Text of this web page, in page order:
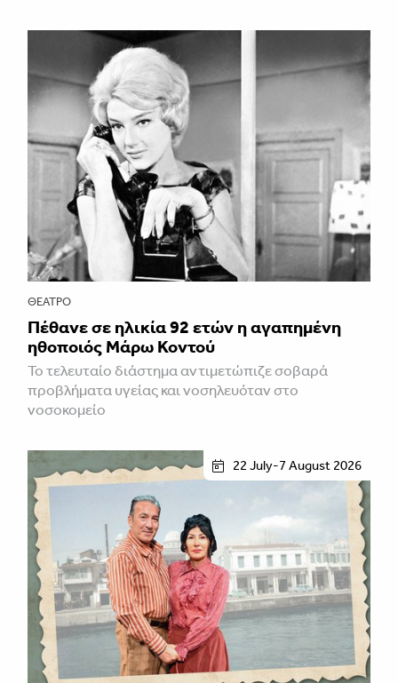
ΘΈΑΤΡΟ
Πέθανε σε ηλικία 92 ετών η αγαπημένη
ηθοποιός Μάρω Κοντού
Το τελευταίο διάστημα αντιμετώπιζε σοβαρά
προβλήματα υγείας και νοσηλευόταν στο
νοσοκομείο
22 July-7 August 2026